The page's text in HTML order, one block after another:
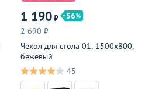
1 190₽
56
2 690 ₽
Чехол для стола 01, 1500х800,
бежевый
45